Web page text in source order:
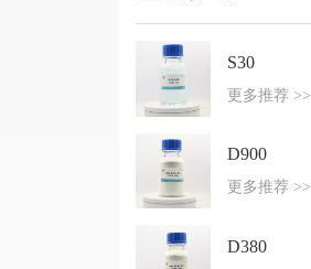
S30
更多推荐 >>
D900
更多推荐 >>
D380